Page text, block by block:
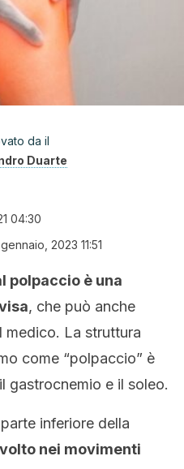
da il
Duarte
04:30
2023 11:51
polpaccio è una
, che può anche
medico. La struttura
come “polpaccio” è
gastrocnemio e il soleo.
inferiore della
nei movimenti